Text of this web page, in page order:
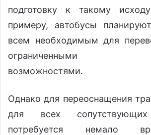
подготовку к такому
примеру, автобусы
всем необходимым для
ограниченными
возможностями.
Однако для переоснащения
для всех сопутствующих
потребуется немало